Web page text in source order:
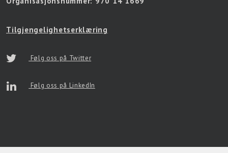
Tilgjengelighetserklæring
Følg oss på Twitter
Følg oss på LinkedIn